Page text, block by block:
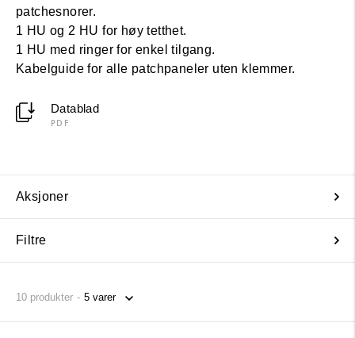
patchesnorer.
1 HU og 2 HU for høy tetthet.
1 HU med ringer for enkel tilgang.
Kabelguide for alle patchpaneler uten klemmer.
Datablad
PDF
Aksjoner
Filtre
10 produkter